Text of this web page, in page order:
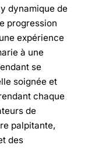
dynamique de
progression
expérience
à une
se
soignée et
chaque
de
palpitante,
des